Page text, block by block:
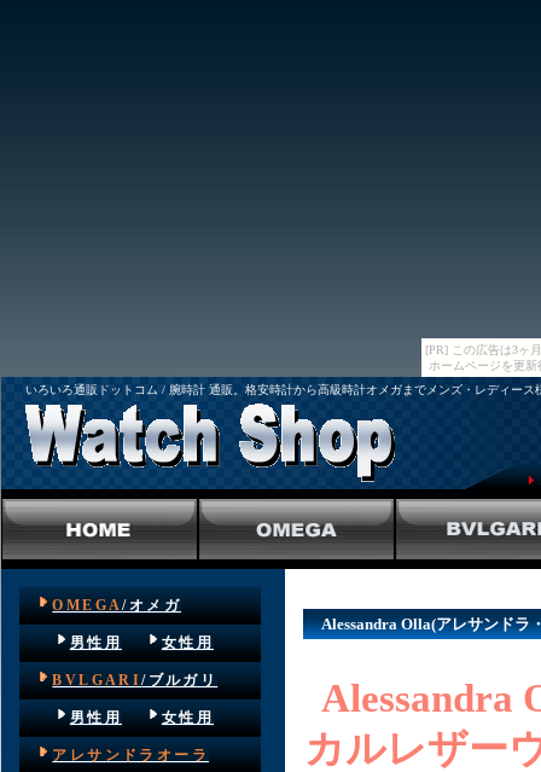
[PR] この広告は3ヶ
ホームページを更
いろいろ通販ドットコム / 腕時計 通販。格安時計から高級時計オメガまでメンズ・レディー
Alessandra Olla(アレサンドラ
Alessandra
カルレザー
OMEGA/オメガ
男性用 女性用
BVLGARI/ブルガリ
男性用 女性用
アレサンドラオーラ